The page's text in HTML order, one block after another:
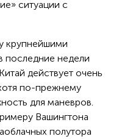
ситуации с
крупнейшими
последние недели
действует очень
по-прежнему
для маневров.
Вашингтона
полутора